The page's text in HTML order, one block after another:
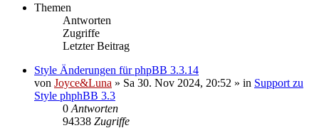
Themen
Antworten
Zugriffe
Letzter Beitrag
Style Änderungen für phpBB 3.3.14
von Joyce&Luna » Sa 30. Nov 2024, 20:52 » in Support zu
Style phphBB 3.3
0 Antworten
94338 Zugriffe